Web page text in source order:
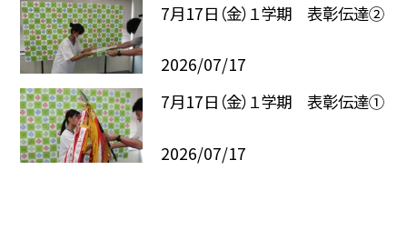
7月17日（金）１学期 表彰伝達②
2026/07/17
7月17日（金）１学期 表彰伝達①
2026/07/17